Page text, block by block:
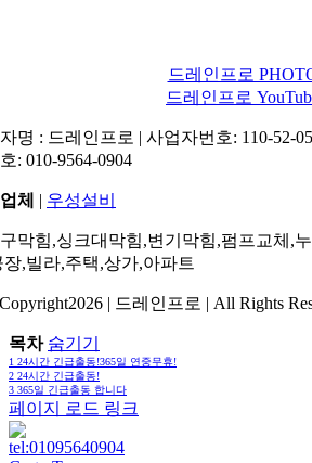
드레인프로
드레인프로
명 : 드레인프로 | 사업자번호: 110-52-
: 010-9564-0904
체 | 우성설비
막힘,싱크대막힘,변기막힘,펌프교체,
장,빌라,주택,상가,아파트
| 드레인프로 | All Rights
목차 숨기기
1 24시간 긴급출동!365일 연중무휴!
2 24시간 긴급출동!
3 365일 긴급출동 합니다
페이지 로드 링크